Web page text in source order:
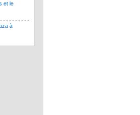
et le
à